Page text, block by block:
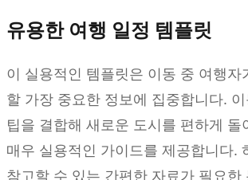
유용한 여행 일정 템플릿
이 실용적인 템플릿은 이동 중 여행자
할 가장 중요한 정보에 집중합니다.
팁을 결합해 새로운 도시를 편하게 돌
매우 실용적인 가이드를 제공합니다.
참고할 수 있는 간편한 자료가 필요한